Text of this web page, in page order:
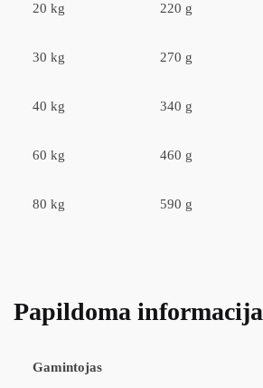
20 kg 220 g
30 kg 270 g
40 kg 340 g
60 kg 460 g
80 kg 590 g
Papildoma informacija
Gamintojas